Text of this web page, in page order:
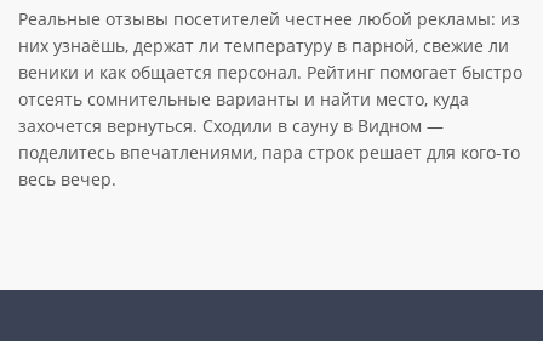
Реальные отзывы посетителей честнее любой рекламы: из
них узнаёшь, держат ли температуру в парной, свежие ли
веники и как общается персонал. Рейтинг помогает быстро
отсеять сомнительные варианты и найти место, куда
захочется вернуться. Сходили в сауну в Видном —
поделитесь впечатлениями, пара строк решает для кого-то
весь вечер.